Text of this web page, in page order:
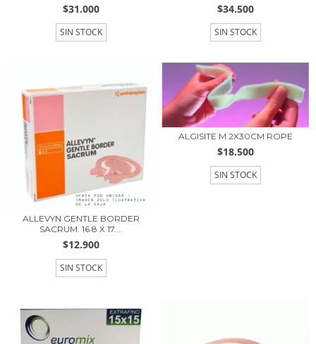
$31.000
SIN STOCK
$34.500
SIN STOCK
ALLEVYN GENTLE BORDER
SACRUM. 16.8 X 17....
$12.900
SIN STOCK
ALGISITE M 2X30CM ROPE
$18.500
SIN STOCK